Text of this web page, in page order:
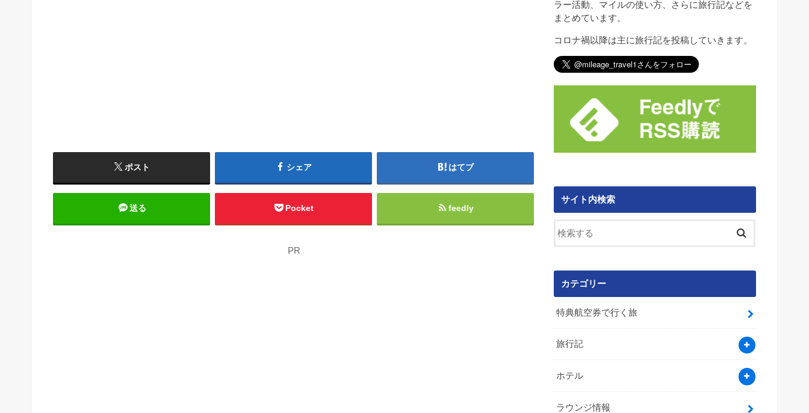
ポスト シェア はてブ
送る Pocket feedly
PR
ラー活動、マイルの使い方、さらに旅行記などを
まとめています。
コロナ禍以降は主に旅行記を投稿していきます。
サイト内検索
カテゴリー
特典航空券で行く旅
旅行記
ホテル
ラウンジ情報